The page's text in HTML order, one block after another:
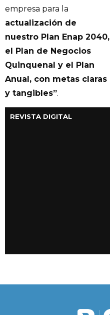
empresa para la
actualización de
nuestro Plan Enap 2040,
el Plan de Negocios
Quinquenal y el Plan
Anual, con metas claras
y tangibles”.
REVISTA DIGITAL